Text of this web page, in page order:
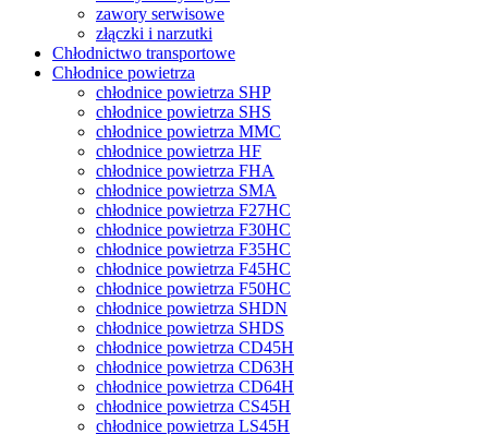
zawory serwisowe
złączki i narzutki
Chłodnictwo transportowe
Chłodnice powietrza
chłodnice powietrza SHP
chłodnice powietrza SHS
chłodnice powietrza MMC
chłodnice powietrza HF
chłodnice powietrza FHA
chłodnice powietrza SMA
chłodnice powietrza F27HC
chłodnice powietrza F30HC
chłodnice powietrza F35HC
chłodnice powietrza F45HC
chłodnice powietrza F50HC
chłodnice powietrza SHDN
chłodnice powietrza SHDS
chłodnice powietrza CD45H
chłodnice powietrza CD63H
chłodnice powietrza CD64H
chłodnice powietrza CS45H
chłodnice powietrza LS45H